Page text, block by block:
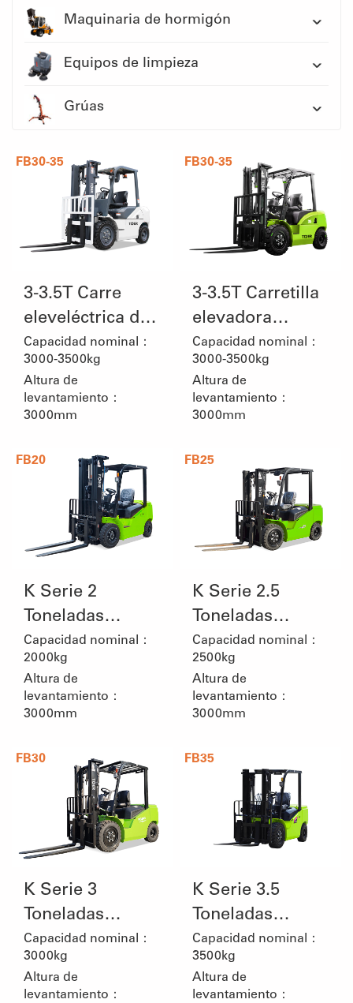
Maquinaria de hormigón
Equipos de limpieza
Grúas
FB30-35
3-3.5T Carre
eleveléctrica de
iones de litio de
media tensión
Capacidad nominal：
3000-3500kg
Altura de
levantamiento：
3000mm
FB30-35
3-3.5T Carretilla
elevadora
eléctrica de litio
de media
tensión
Capacidad nominal：
3000-3500kg
Altura de
levantamiento：
3000mm
FB20
K Serie 2
Toneladas
Carretilla
Elevadora de
Litio
Capacidad nominal：
2000kg
Altura de
levantamiento：
3000mm
FB25
K Serie 2.5
Toneladas
Carretilla
Elevadora de
Litio
Capacidad nominal：
2500kg
Altura de
levantamiento：
3000mm
FB30
K Serie 3
Toneladas
Carretilla
Elevadora de
Litio
Capacidad nominal：
3000kg
Altura de
levantamiento：
FB35
K Serie 3.5
Toneladas
Carretilla
Elevadora de
Litio
Capacidad nominal：
3500kg
Altura de
levantamiento：